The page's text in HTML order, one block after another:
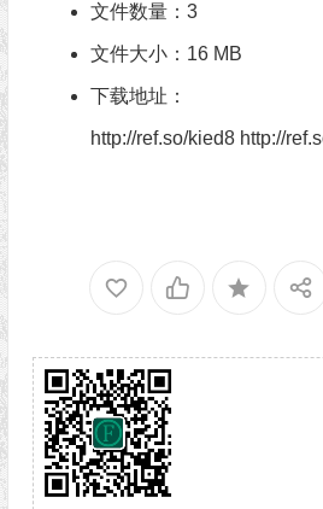
文件数量：3
文件大小：16 MB
下载地址：
http://ref.so/kied8 http://